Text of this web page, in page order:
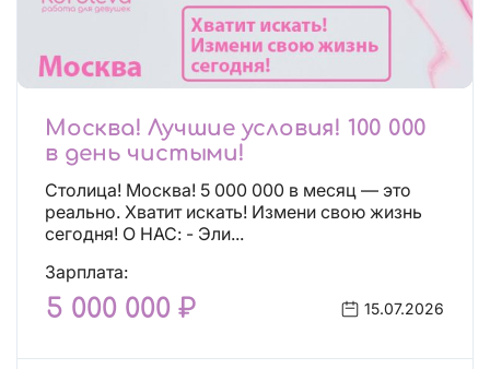
Москва! Лучшие условия! 100 000
в день чистыми!
Столица! Москва! 5 000 000 в месяц — это
реально. Хватит искать! Измени свою жизнь
сегодня! О НАС: - Эли...
Зарплата:
5 000 000 ₽ 15.07.2026